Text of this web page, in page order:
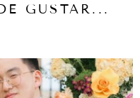
GUSTAR...